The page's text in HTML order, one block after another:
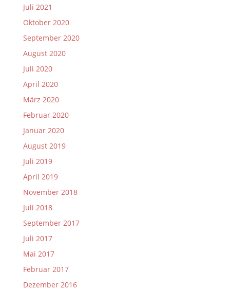
Juli 2021
Oktober 2020
September 2020
August 2020
Juli 2020
April 2020
März 2020
Februar 2020
Januar 2020
August 2019
Juli 2019
April 2019
November 2018
Juli 2018
September 2017
Juli 2017
Mai 2017
Februar 2017
Dezember 2016